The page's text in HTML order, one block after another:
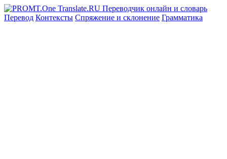
Перевод Контексты Спряжение и склонение Грамматика